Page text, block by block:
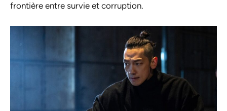
frontière entre survie et corruption.